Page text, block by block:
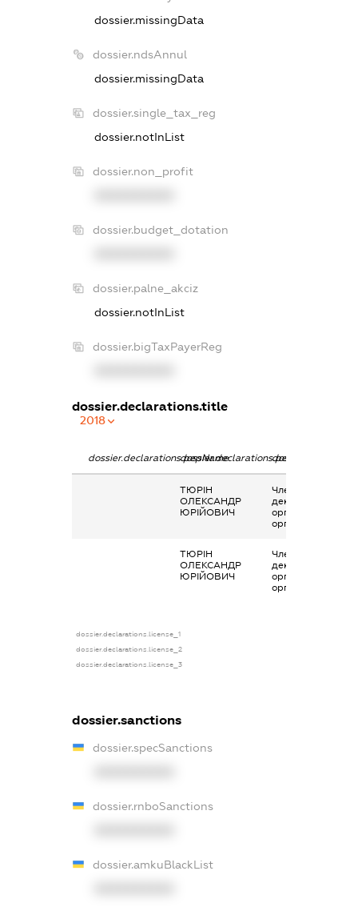
dossier.missingData
dossier.ndsAnnul
dossier.missingData
dossier.single_tax_reg
dossier.notInList
dossier.non_profit
dossier.budget_dotation
dossier.palne_akciz
dossier.notInList
dossier.bigTaxPayerReg
dossier.declarations.title
2018
dossier.declarations.pepNamedossier.declarations.personName
ТЮРІН
ОЛЕКСАНДР
ЮРІЙОВИЧ
Членство суб’єкта
декларування в
організаціях та їх
органах
ТЮРІН
ОЛЕКСАНДР
ЮРІЙОВИЧ
Членство суб’єкта
декларування в
організаціях та їх
органах
dossier.declarations.license_1
dossier.declarations.license_2
dossier.declarations.license_3
dossier.sanctions
dossier.specSanctions
dossier.rnboSanctions
dossier.amkuBlackList